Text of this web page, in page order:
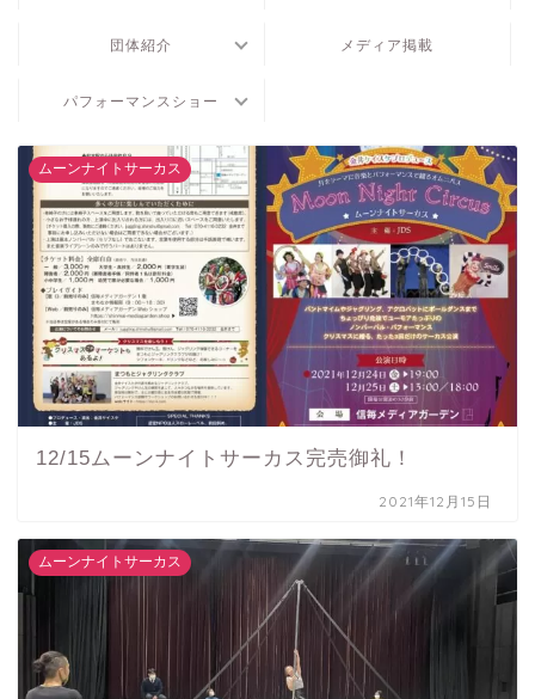
団体紹介 メディア掲載
パフォーマンスショー
ムーンナイトサーカス
12/15ムーンナイトサーカス完売御礼！
2021年12月15日
ムーンナイトサーカス